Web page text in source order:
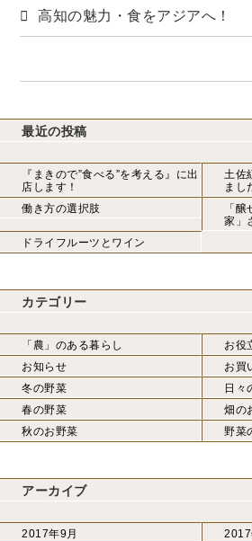
高知の魅力・食をアジアへ！
最近の投稿
『まきので”食べる”を考える』に出
店します！
土佐
まし
働き方の選択肢
「
家」
ドライフルーツとワイン
カテゴリー
「農」のある暮らし
お役
お知らせ
お買
冬の野菜
日々
春の野菜
畑の
秋のお野菜
野菜
アーカイブ
2017年9月
2017